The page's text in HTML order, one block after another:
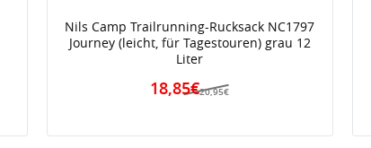
Nils Camp Trailrunning-Rucksack NC1797
Journey (leicht, für Tagestouren) grau 12
Liter
20,95€
18,85€